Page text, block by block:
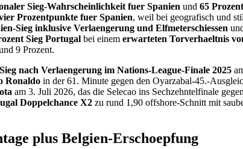
Sieg-Wahrscheinlichkeit fuer Spanien und 65
Prozentpunkte fuer Spanien, weil bei geografisch und
Sieg inklusive Verlaengerung und Elfmeterschiessen
Sieg Portugal bei einem erwarteten Torverhaeltnis
9 Prozent.
nach Verlaengerung im Nations-League-Finale 2025
Ronaldo in der 61. Minute gegen den Oyarzabal-45.-
am 3. Juli 2026, das die Selecao ins Sechzehntelfinale
Doppelchance X2 zu rund 1,90 offshore-Schnitt mit
plus Belgien-Erschoepfung